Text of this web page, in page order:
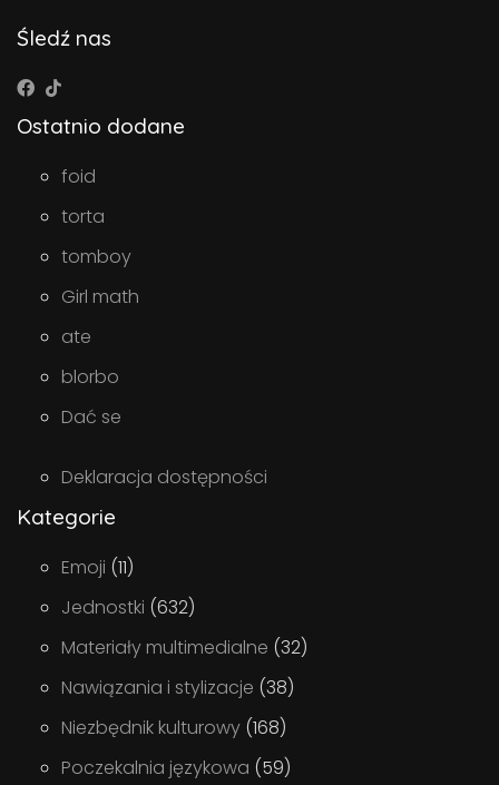
Śledź nas
Ostatnio dodane
foid
torta
tomboy
Girl math
ate
blorbo
Dać se
Deklaracja dostępności
Kategorie
Emoji (11)
Jednostki (632)
Materiały multimedialne (32)
Nawiązania i stylizacje (38)
Niezbędnik kulturowy (168)
Poczekalnia językowa (59)